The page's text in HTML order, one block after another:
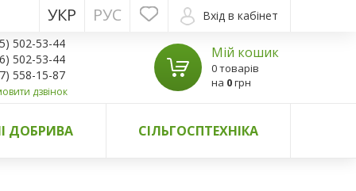
Вхід в кабінет
РУС
УКР
502-53-44
502-53-44
558-15-87
дзвінок
Мій кошик
0 товарів
на 0грн
ДОБРИВА СІЛЬГОСПТЕХНІКА